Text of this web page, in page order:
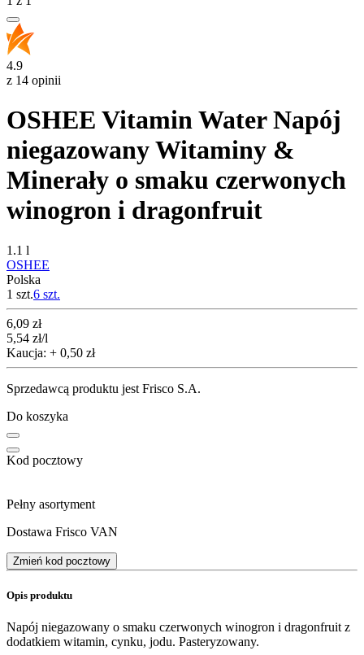
4.9
z 14 opinii
OSHEE Vitamin Water Napój
niegazowany Witaminy &
Minerały o smaku czerwonych
winogron i dragonfruit
1.1 l
OSHEE
Polska
1 szt.6 szt.
Cena
6,09 zł
5,54 zł/l
Kaucja: + 0,50 zł
Sprzedawcą produktu jest Frisco S.A.
Do koszyka
Kod pocztowy
Pełny asortyment
Dostawa Frisco VAN
Zmień kod pocztowy
Opis produktu
Napój niegazowany o smaku czerwonych winogron i dragonfruit z
dodatkiem witamin, cynku, jodu. Pasteryzowany.